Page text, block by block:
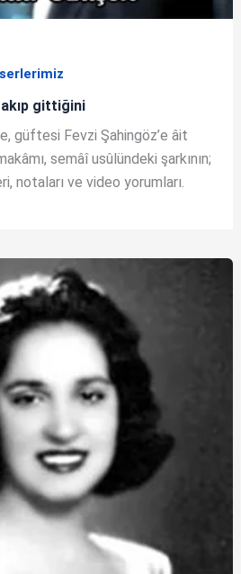
gittiğini
güftesi Fevzi Şahingöz’e âit
semâî usûlündeki şarkının;
notaları ve video yorumları.